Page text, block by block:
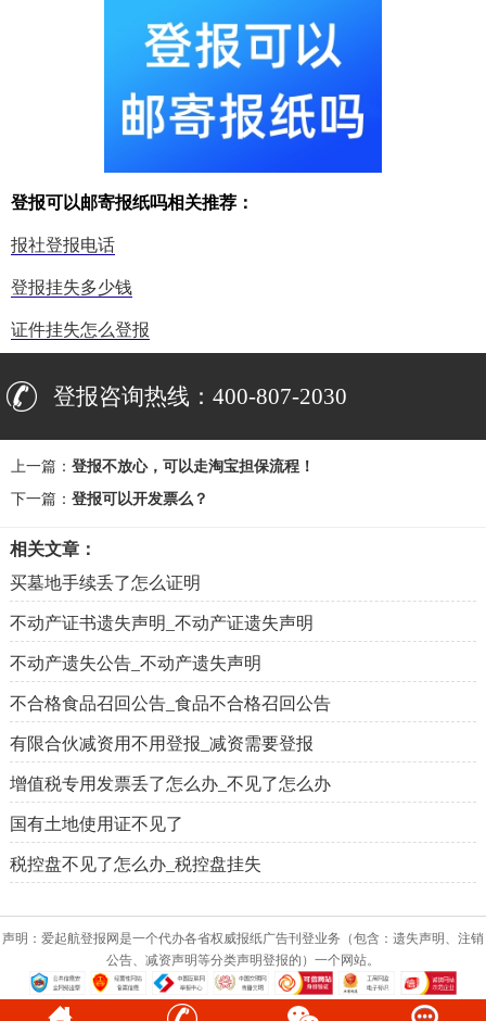
登报可以邮寄报纸吗相关推荐：
报社登报电话
登报挂失多少钱
证件挂失怎么登报
登报咨询热线：400-807-2030
上一篇： 登报不放心，可以走淘宝担保流程！
下一篇： 登报可以开发票么？
相关文章：
买墓地手续丢了怎么证明
不动产证书遗失声明_不动产证遗失声明
不动产遗失公告_不动产遗失声明
不合格食品召回公告_食品不合格召回公告
有限合伙减资用不用登报_减资需要登报
增值税专用发票丢了怎么办_不见了怎么办
国有土地使用证不见了
税控盘不见了怎么办_税控盘挂失
声明：爱起航登报网是一个代办各省权威报纸广告刊登业务（包含：遗失声明、注销
公告、减资声明等分类声明登报的）一个网站。